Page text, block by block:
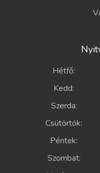
Hétfő:
Kedd:
Szerda:
Csütörtök:
Péntek:
Szombat: